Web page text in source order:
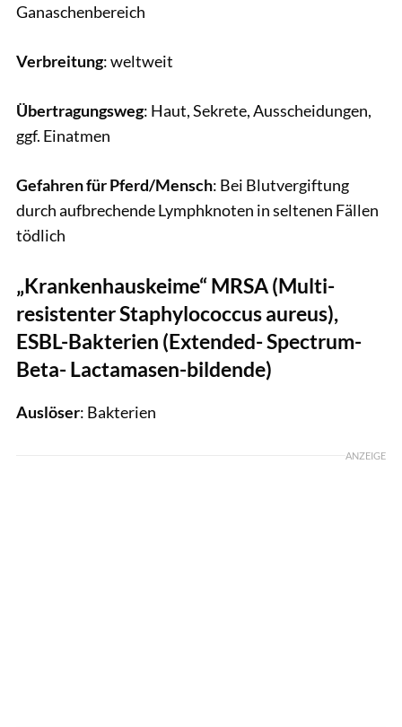
Ganaschenbereich
Verbreitung: weltweit
Übertragungsweg: Haut, Sekrete, Ausscheidungen,
ggf. Einatmen
Gefahren für Pferd/Mensch: Bei Blutvergiftung
durch aufbrechende Lymphknoten in seltenen Fällen
tödlich
„Krankenhauskeime“ MRSA (Multi-
resistenter Staphylococcus aureus),
ESBL-Bakterien (Extended- Spectrum-
Beta- Lactamasen-bildende)
Auslöser: Bakterien
ANZEIGE